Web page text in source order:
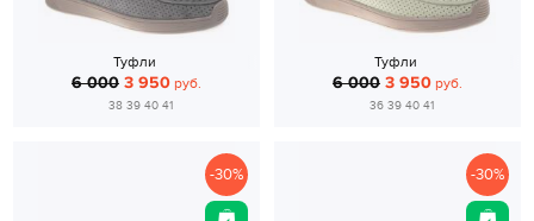
Туфли
6 000 3 950 руб.
38 39 40 41
Туфли
6 000 3 950 руб.
36 39 40 41
-30% -30%